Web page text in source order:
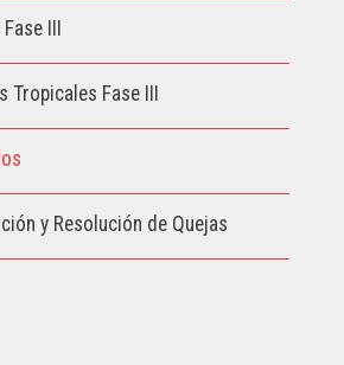
III
Fase III
y Resolución de Quejas